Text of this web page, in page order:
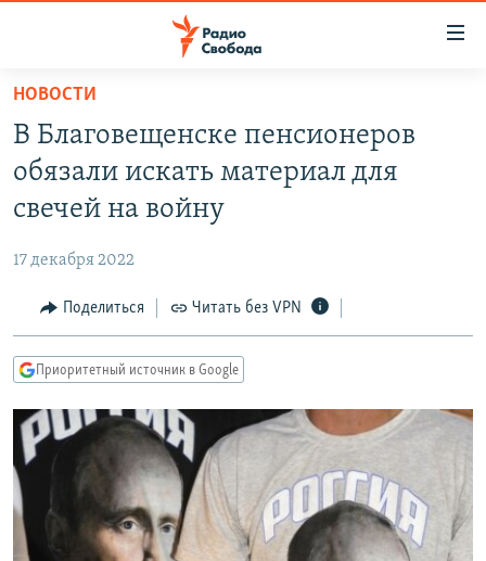
упрощенного
доступа
Вернуться
основному
Вернутся
Вернутся
поиску
ПОДКАСТЫ
АВТОРСКИЕ ПРОЕКТЫ
МНЕНИЯ
КУЛЬТУРА
КАВКАЗ.РЕАЛИИ
СЕВЕР.РЕАЛИИ
СИБИРЬ.РЕАЛИИ
РАСПИСАНИЕ ВЕЩАНИЯ
ПОДПИШИТЕСЬ НА РАССЫЛКУ
НОВОСТИ
В Благовещенске пенсионеров
обязали искать материал для
свечей на войну
17 декабря 2022
Поделиться Читать без VPN
Приоритетный источник в Google